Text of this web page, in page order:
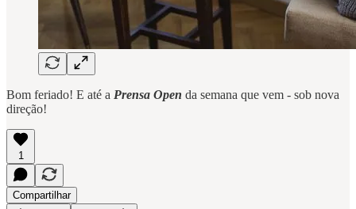
Bom feriado! E até a Prensa Open da semana que vem - sob nova
direção!
1
Compartilhar